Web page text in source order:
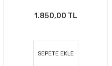
1.850,00 TL
SEPETE EKLE